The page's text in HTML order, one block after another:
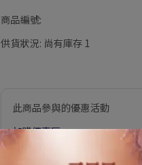
商品編號:
供貨狀況: 尚有庫存 1
此商品參與的優惠活動
加購價專區